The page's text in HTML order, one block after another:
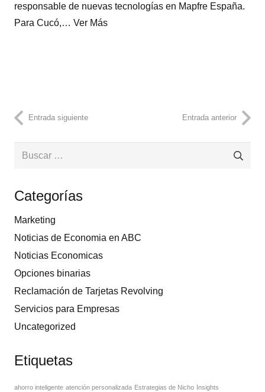
responsable de nuevas tecnologías en Mapfre España.
Para Cucó,… Ver Más
Entrada siguiente Entrada anterior
Buscar:
Categorías
Marketing
Noticias de Economia en ABC
Noticias Economicas
Opciones binarias
Reclamación de Tarjetas Revolving
Servicios para Empresas
Uncategorized
Etiquetas
ahorro inteligente atención personalizada Estrategias de Nicho Insights